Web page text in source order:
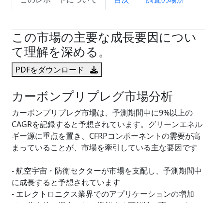
この市場の主要な成長要因につい
て理解を深める。
PDFをダウンロード
カーボンプリプレグ市場分析
カーボンプリプレグ市場は、予測期間中に9%以上の
CAGRを記録すると予想されています。グリーンエネル
ギー源に重点を置き、CFRPコンポーネントの需要が高
まっていることが、市場を牽引している主な要因です
- 航空宇宙・防衛セクターが市場を支配し、予測期間中
に成長すると予想されています
- エレクトロニクス業界でのアプリケーションの増加